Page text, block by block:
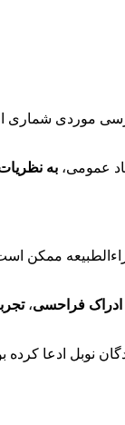
موردی شماری از
عمومی، به
ممکن
ادراک فراحسی،
نوبل ادعا کرده